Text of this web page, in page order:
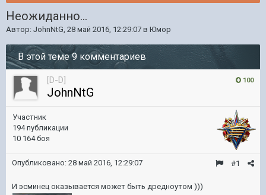
Неожиданно...
Автор: JohnNtG, 28 май 2016, 12:29:07 в Юмор
В этой теме 9 комментариев
100
[D-D]
JohnNtG
Участник
194 публикации
10 164 боя
#1
Опубликовано: 28 май 2016, 12:29:07
И эсминец оказывается может быть дредноутом )))